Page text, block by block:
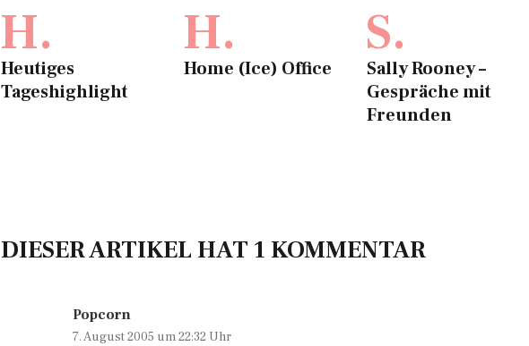
H.
Heutiges
Tageshighlight
H.
Home (Ice) Office
S.
Sally Rooney –
Gespräche mit
Freunden
DIESER ARTIKEL HAT 1 KOMMENTAR
Popcorn
7. August 2005 um 22:32 Uhr